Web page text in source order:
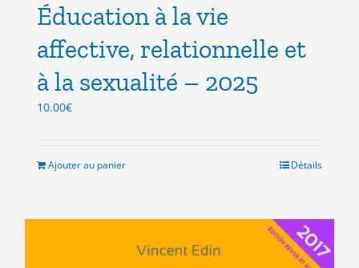
Éducation à la vie
affective, relationnelle et
à la sexualité – 2025
10.00€
Ajouter au panier Détails